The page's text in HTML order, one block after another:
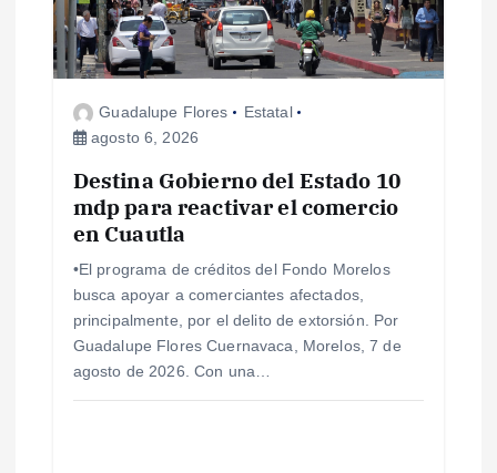
n
d
Guadalupe Flores
Estatal
agosto 6, 2026
Destina Gobierno del Estado 10
mdp para reactivar el comercio
en Cuautla
•El programa de créditos del Fondo Morelos
busca apoyar a comerciantes afectados,
principalmente, por el delito de extorsión. Por
Guadalupe Flores Cuernavaca, Morelos, 7 de
agosto de 2026. Con una…